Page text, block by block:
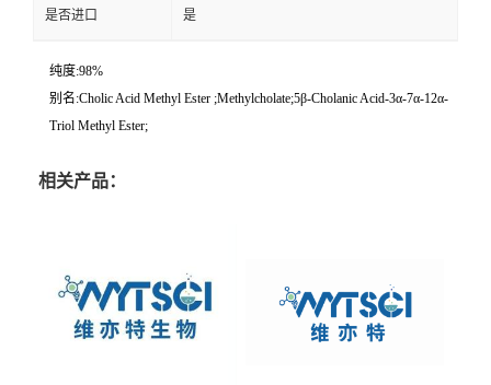
是否进口 是
纯度:98%
别名:Cholic Acid Methyl Ester ;Methylcholate;5β-Cholanic Acid-3α-7α-12α-
Triol Methyl Ester;
相关产品：